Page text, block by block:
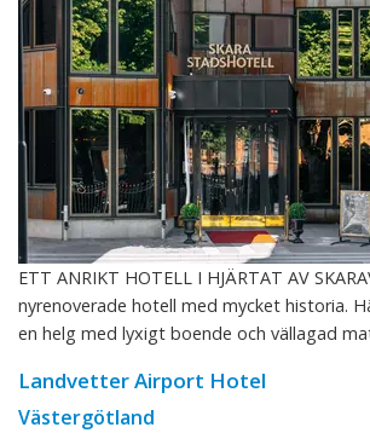
ETT ANRIKT HOTELL I HJÄRTAT AV
nyrenoverade hotell med mycket historia.
en helg med lyxigt boende och vällagad
Landvetter Airport Hotel
Västergötland